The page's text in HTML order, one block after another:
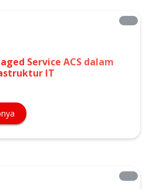
Service ACS dalam
IT